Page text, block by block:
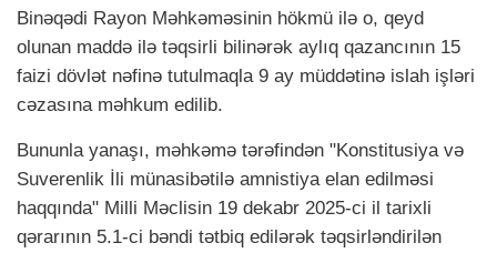
Binəqədi Rayon Məhkəməsinin hökmü ilə o, qeyd
olunan maddə ilə təqsirli bilinərək aylıq qazancının 15
faizi dövlət nəfinə tutulmaqla 9 ay müddətinə islah işləri
cəzasına məhkum edilib.
Bununla yanaşı, məhkəmə tərəfindən "Konstitusiya və
Suverenlik İli münasibətilə amnistiya elan edilməsi
haqqında" Milli Məclisin 19 dekabr 2025-ci il tarixli
qərarının 5.1-ci bəndi tətbiq edilərək təqsirləndirilən